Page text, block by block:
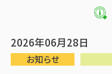
2026年06月28日
お知らせ